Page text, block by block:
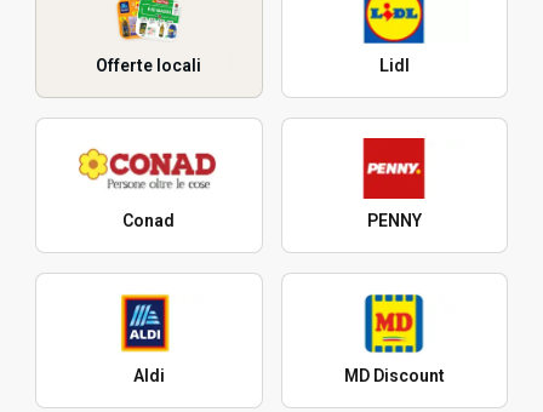
Offerte locali Lidl
Conad PENNY
Aldi MD Discount